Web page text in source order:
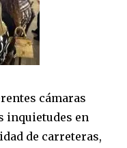
cámaras
inquietudes en
de carreteras,